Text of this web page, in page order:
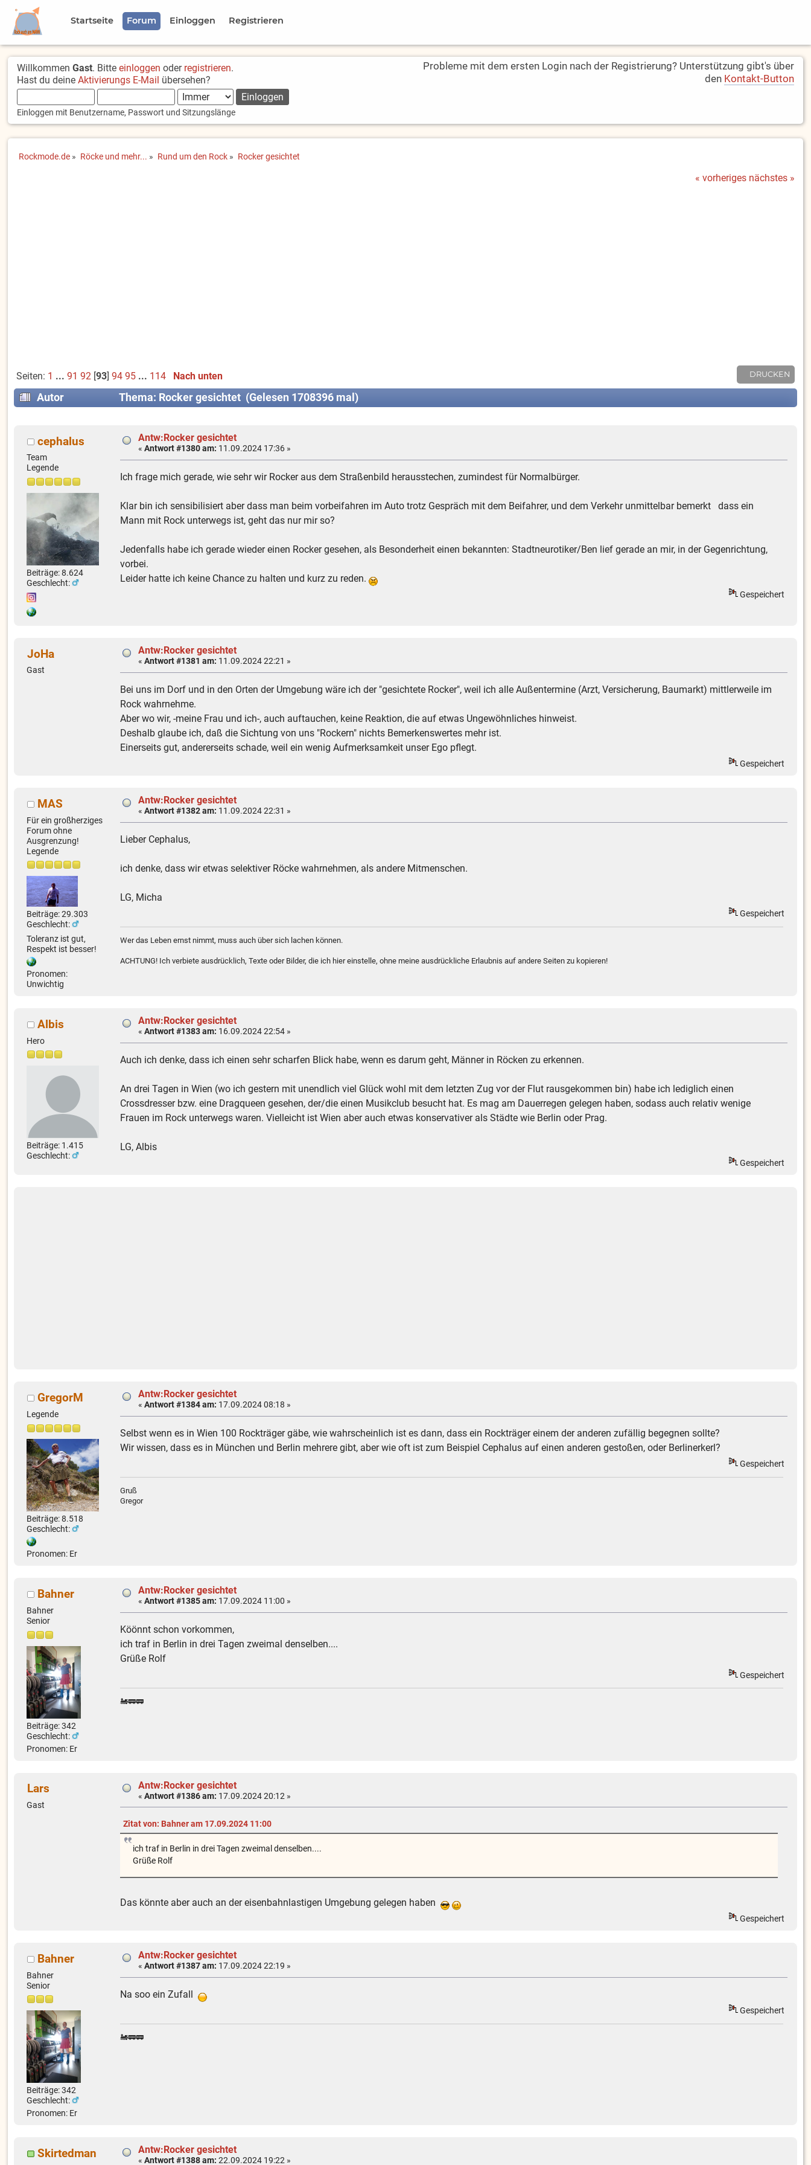
Startseite Forum Einloggen Registrieren
WillkommenGast. Bitteeinloggen oder registrieren.
Hast du deineAktivierungs E-Mail übersehen?
Einloggen mit Benutzername, Passwort und Sitzungslänge
Probleme mit dem ersten Login nach der Registrierung? Unterstützung gibt's über
den Kontakt-Button
Rockmode.de » Röcke und mehr... » Rund um den Rock » Rocker gesichtet
« vorheriges nächstes »
DRUCKEN
Seiten: 1 ... 91 92[93] 94 95 ... 114 Nach unten
Autor Thema: Rocker gesichtet (Gelesen 1708396 mal)
cephalus
Team
Legende
Beiträge: 8.624
Geschlecht:
Antw:Rocker gesichtet
«Antwort #1380 am: 11.09.2024 17:36 »
Ich frage mich gerade, wie sehr wir Rocker aus dem Straßenbild herausstechen, zumindest für Normalbürger.
Klar bin ich sensibilisiert aber dass man beim vorbeifahren im Auto trotz Gespräch mit dem Beifahrer, und dem Verkehr unmittelbar bemerkt dass ein
Mann mit Rock unterwegs ist, geht das nur mir so?
Jedenfalls habe ich gerade wieder einen Rocker gesehen, als Besonderheit einen bekannten: Stadtneurotiker/Ben lief gerade an mir, in der Gegenrichtung,
vorbei.
Leider hatte ich keine Chance zu halten und kurz zu reden.
Gespeichert
JoHa
Gast
Antw:Rocker gesichtet
«Antwort #1381 am: 11.09.2024 22:21 »
Bei uns im Dorf und in den Orten der Umgebung wäre ich der "gesichtete Rocker", weil ich alle Außentermine (Arzt, Versicherung, Baumarkt) mittlerweile im
Rock wahrnehme.
Aber wo wir, -meine Frau und ich-, auch auftauchen, keine Reaktion, die auf etwas Ungewöhnliches hinweist.
Deshalb glaube ich, daß die Sichtung von uns "Rockern" nichts Bemerkenswertes mehr ist.
Einerseits gut, andererseits schade, weil ein wenig Aufmerksamkeit unser Ego pflegt.
Gespeichert
MAS
Für ein großherziges
Forum ohne
Ausgrenzung!
Legende
Beiträge: 29.303
Geschlecht:
Toleranz ist gut,
Respekt ist besser!
Pronomen:
Unwichtig
Antw:Rocker gesichtet
«Antwort #1382 am: 11.09.2024 22:31 »
Lieber Cephalus,
ich denke, dass wir etwas selektiver Röcke wahrnehmen, als andere Mitmenschen.
LG, Micha
Gespeichert
Wer das Leben ernst nimmt, muss auch über sich lachen können.
ACHTUNG! Ich verbiete ausdrücklich, Texte oder Bilder, die ich hier einstelle, ohne meine ausdrückliche Erlaubnis auf andere Seiten zu kopieren!
Albis
Hero
Beiträge: 1.415
Geschlecht:
Antw:Rocker gesichtet
«Antwort #1383 am: 16.09.2024 22:54 »
Auch ich denke, dass ich einen sehr scharfen Blick habe, wenn es darum geht, Männer in Röcken zu erkennen.
An drei Tagen in Wien (wo ich gestern mit unendlich viel Glück wohl mit dem letzten Zug vor der Flut rausgekommen bin) habe ich lediglich einen
Crossdresser bzw. eine Dragqueen gesehen, der/die einen Musikclub besucht hat. Es mag am Dauerregen gelegen haben, sodass auch relativ wenige
Frauen im Rock unterwegs waren. Vielleicht ist Wien aber auch etwas konservativer als Städte wie Berlin oder Prag.
LG, Albis
Gespeichert
GregorM
Legende
Beiträge: 8.518
Geschlecht:
Pronomen: Er
Antw:Rocker gesichtet
«Antwort #1384 am: 17.09.2024 08:18 »
Selbst wenn es in Wien 100 Rockträger gäbe, wie wahrscheinlich ist es dann, dass ein Rockträger einem der anderen zufällig begegnen sollte?
Wir wissen, dass es in München und Berlin mehrere gibt, aber wie oft ist zum Beispiel Cephalus auf einen anderen gestoßen, oder Berlinerkerl?
Gespeichert
Gruß
Gregor
Bahner
Bahner
Senior
Beiträge: 342
Geschlecht:
Pronomen: Er
Antw:Rocker gesichtet
«Antwort #1385 am: 17.09.2024 11:00 »
Köönnt schon vorkommen,
ich traf in Berlin in drei Tagen zweimal denselben....
Grüße Rolf
Gespeichert
🚂🚃🚃
Lars
Gast
Antw:Rocker gesichtet
«Antwort #1386 am: 17.09.2024 20:12 »
Zitat von: Bahner am 17.09.2024 11:00
ich traf in Berlin in drei Tagen zweimal denselben....
Grüße Rolf
Das könnte aber auch an der eisenbahnlastigen Umgebung gelegen haben
Gespeichert
Bahner
Bahner
Senior
Beiträge: 342
Geschlecht:
Pronomen: Er
Antw:Rocker gesichtet
«Antwort #1387 am: 17.09.2024 22:19 »
Na soo ein Zufall
Gespeichert
🚂🚃🚃
Skirtedman Antw:Rocker gesichtet
«Antwort #1388 am: 22.09.2024 19:22 »